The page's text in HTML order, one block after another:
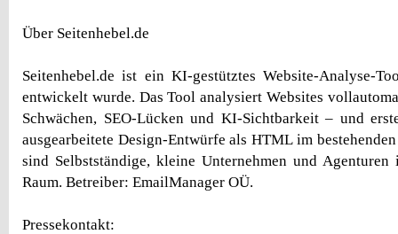
Über Seitenhebel.de
Seitenhebel.de ist ein KI-gestütztes Website-Analyse-
entwickelt wurde. Das Tool analysiert Websites
Schwächen, SEO-Lücken und KI-Sichtbarkeit – und
ausgearbeitete Design-Entwürfe als HTML im
sind Selbstständige, kleine Unternehmen und Agenturen
Raum. Betreiber: EmailManager OÜ.
Pressekontakt: